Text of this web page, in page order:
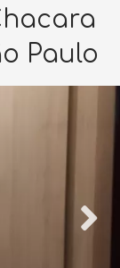
Paulo